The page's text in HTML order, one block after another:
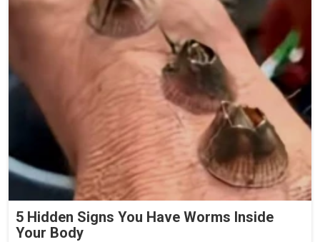
5 Hidden Signs You Have Worms Inside
Your Body